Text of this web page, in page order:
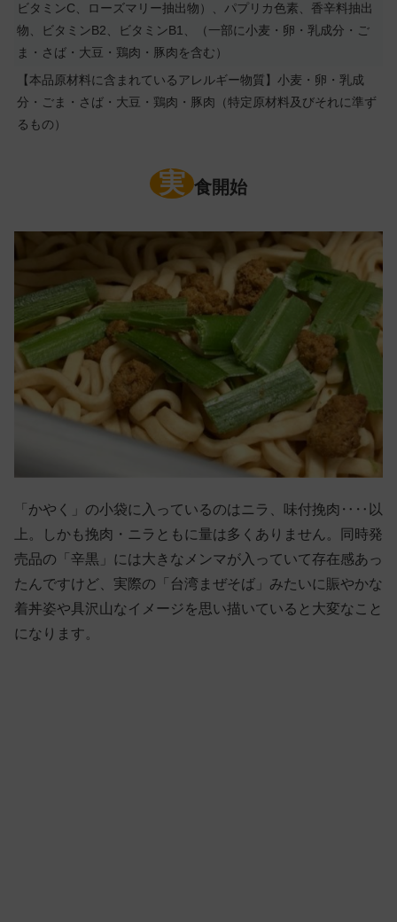
ビタミンC、ローズマリー抽出物）、パプリカ色素、香辛料抽出
物、ビタミンB2、ビタミンB1、（一部に小麦・卵・乳成分・ご
ま・さば・大豆・鶏肉・豚肉を含む）
【本品原材料に含まれているアレルギー物質】小麦・卵・乳成
分・ごま・さば・大豆・鶏肉・豚肉（特定原材料及びそれに準ず
るもの）
実 食開始
「かやく」の小袋に入っているのはニラ、味付挽肉‥‥以
上。しかも挽肉・ニラともに量は多くありません。同時発
売品の「辛黒」には大きなメンマが入っていて存在感あっ
たんですけど、実際の「台湾まぜそば」みたいに賑やかな
着丼姿や具沢山なイメージを思い描いていると大変なこと
になります。